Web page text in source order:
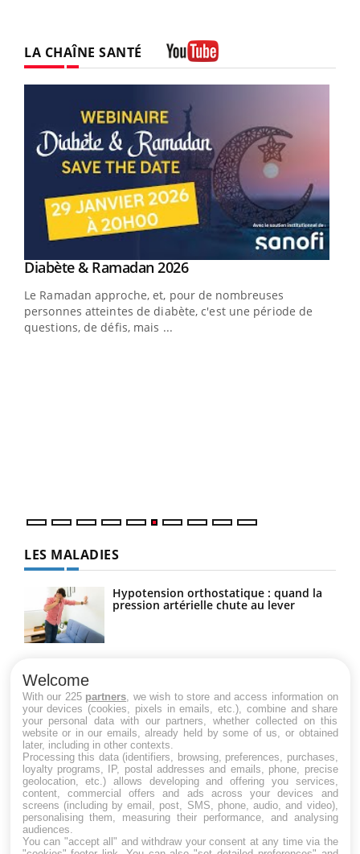
LA CHAÎNE SANTÉ
Youtube
Diabète & Ramadan 2026Youtube
Le Ramadan approche, et, pour de nombreuses
personnes atteintes de diabète, c'est une période de
questions, de défis, mais ...
Youtube
Un « jumeau numérique » pour faciliter l’accès
Un établissement lié à un groupe mutualiste innove en
matière de bilan de santé : l'utilisation d'un « jumeau
LES MALADIES
Hypotension orthostatique : quand la
pression artérielle chute au lever
Maladie de Charcot (Sclérose latérale
amyotrophique)
Welcome
With our 225 partners , we wish to store and access information on
your devices (cookies, pixels in emails, etc.), combine and share
your personal data with our partners, whether collected on this
website or in our emails, already held by some of us, or obtained
later, including in other contexts.
Processing this data (identifiers, browsing, preferences, purchases,
loyalty programs, IP, postal addresses and emails, phone, precise
geolocation, etc.) allows developing and offering you services,
content, commercial offers and ads across your devices and
screens (including by email, post, SMS, phone, audio, and video),
personalising them, measuring their performance, and analysing
audiences.
You can "accept all" and withdraw your consent at any time via the